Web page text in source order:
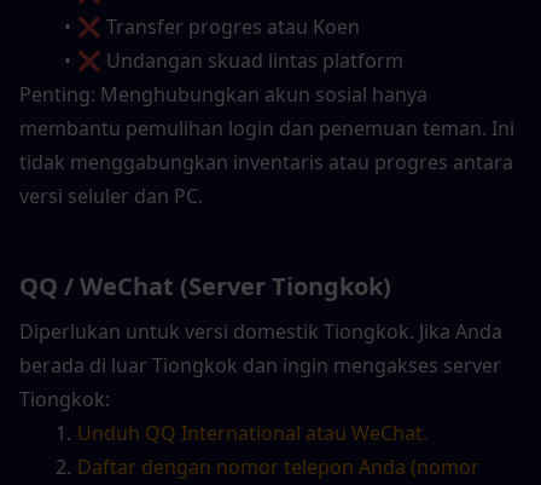
❌ Transfer progres atau Koen
❌ Undangan skuad lintas platform
Penting: Menghubungkan akun sosial hanya
membantu pemulihan login dan penemuan teman. Ini
tidak menggabungkan inventaris atau progres antara
versi seluler dan PC.
QQ / WeChat (Server Tiongkok)
Diperlukan untuk versi domestik Tiongkok. Jika Anda
berada di luar Tiongkok dan ingin mengakses server
Tiongkok:
Unduh QQ International atau WeChat.
Daftar dengan nomor telepon Anda (nomor